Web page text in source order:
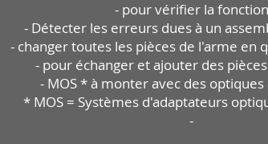
- pour vérifier la fonction
- Détecter les erreurs dues à un
- changer toutes les pièces de l'arme en
- pour échanger et ajouter des
- MOS * à monter avec des
* MOS = Systèmes d'adaptateurs
-